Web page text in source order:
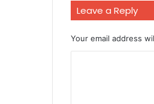
Leave a Reply
Your email address